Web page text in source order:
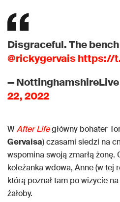
Disgraceful. The
@rickygervais https://
— NottinghamshireLive
22, 2022
WAfter Lifegłówny bohater
Gervaisa) czasami siedzi na
wspomina swoją zmarłą żonę.
koleżanka wdowa, Anne (w tej
którą poznał tam po wizycie
żałoby.